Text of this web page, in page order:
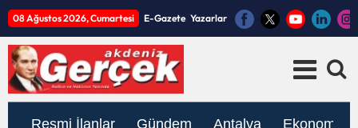
08 Ağustos 2026, Cumartesi E-Gazete Yazarlar
Resmi İlanlar Gündem Antalya Ekonomi